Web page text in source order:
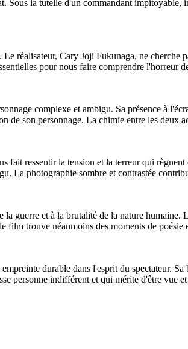
Sous la tutelle d'un commandant
réalisateur, Cary Joji Fukunaga, ne
pour nous faire comprendre l'horreur
complexe et ambigu. Sa présence à
de son personnage. La chimie entre les deux
ressentir la tension et la terreur qui règnent
photographie sombre et contrastée
guerre et à la brutalité de la nature humaine.
film trouve néanmoins des moments de
durable dans l'esprit du spectateur.
personne indifférent et qui mérite d'être vue